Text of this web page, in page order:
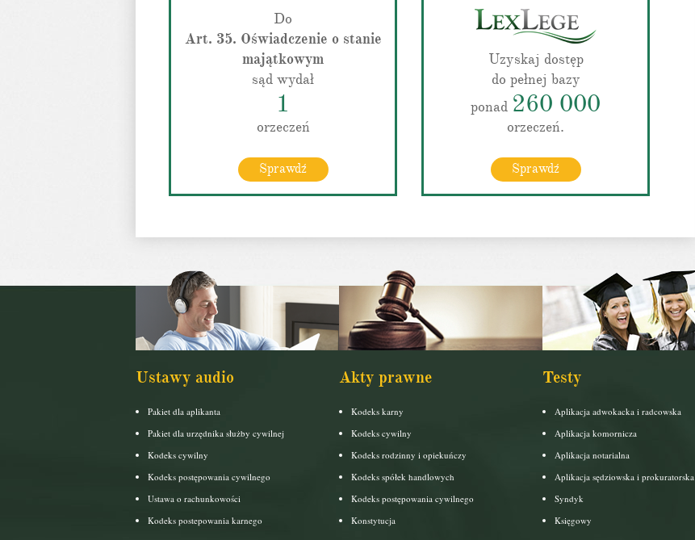
Do
Art. 35. Oświadczenie o stanie
majątkowym
sąd wydał
1
orzeczeń
Sprawdź
Uzyskaj dostęp
do pełnej bazy
ponad 260 000
orzeczeń.
Sprawdź
Ustawy audio
Pakiet dla aplikanta
Pakiet dla urzędnika służby cywilnej
Kodeks cywilny
Kodeks postępowania cywilnego
Ustawa o rachunkowości
Kodeks postepowania karnego
Akty prawne
Kodeks karny
Kodeks cywilny
Kodeks rodzinny i opiekuńczy
Kodeks spółek handlowych
Kodeks postępowania cywilnego
Konstytucja
Testy
Aplikacja adwokacka i radcowska
Aplikacja komornicza
Aplikacja notarialna
Aplikacja sędziowska i prokuratorska
Syndyk
Księgowy